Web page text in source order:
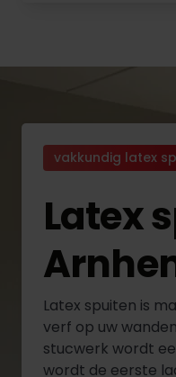
vakkundig latex
Latex
Latex spuiten is
verf op uw
stucwerk wordt
wordt de eerste